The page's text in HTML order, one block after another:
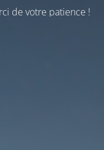
de votre patience !